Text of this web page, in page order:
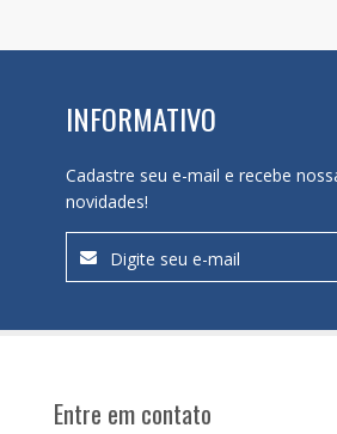
INFORMATIVO
Cadastre seu e-mail e recebe
novidades!
Entre em contato